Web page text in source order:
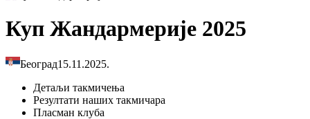
Куп Жандармерије 2025
Београд15.11.2025.
Детаљи такмичења
Резултати наших такмичара
Пласман клуба